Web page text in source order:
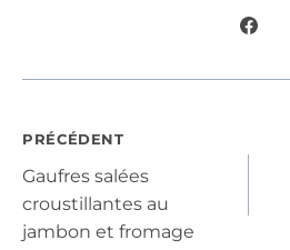
Navigation
de
PRÉCÉDENT
Gaufres salées
croustillantes au
jambon et fromage